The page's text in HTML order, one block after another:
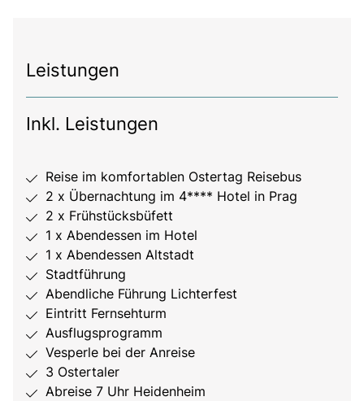
Leistungen
Inkl. Leistungen
Reise im komfortablen Ostertag Reisebus
2 x Übernachtung im 4**** Hotel in Prag
2 x Frühstücksbüfett
1 x Abendessen im Hotel
1 x Abendessen Altstadt
Stadtführung
Abendliche Führung Lichterfest
Eintritt Fernsehturm
Ausflugsprogramm
Vesperle bei der Anreise
3 Ostertaler
Abreise 7 Uhr Heidenheim